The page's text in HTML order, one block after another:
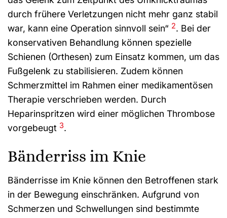
durch frühere Verletzungen nicht mehr ganz stabil
war, kann eine Operation sinnvoll sein“ 2. Bei der
konservativen Behandlung können spezielle
Schienen (Orthesen) zum Einsatz kommen, um das
Fußgelenk zu stabilisieren. Zudem können
Schmerzmittel im Rahmen einer medikamentösen
Therapie verschrieben werden. Durch
Heparinspritzen wird einer möglichen Thrombose
vorgebeugt 3.
Bänderriss im Knie
Bänderrisse im Knie können den Betroffenen stark
in der Bewegung einschränken. Aufgrund von
Schmerzen und Schwellungen sind bestimmte